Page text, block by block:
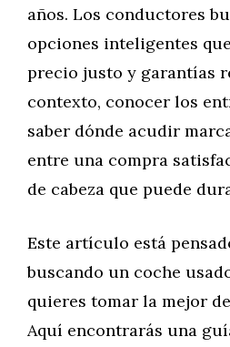
años. Los conductores
opciones inteligentes
precio justo y garantías
contexto, conocer los
saber dónde acudir
entre una compra
de cabeza que puede
Este artículo está
buscando un coche
quieres tomar la mejor
Aquí encontrarás una